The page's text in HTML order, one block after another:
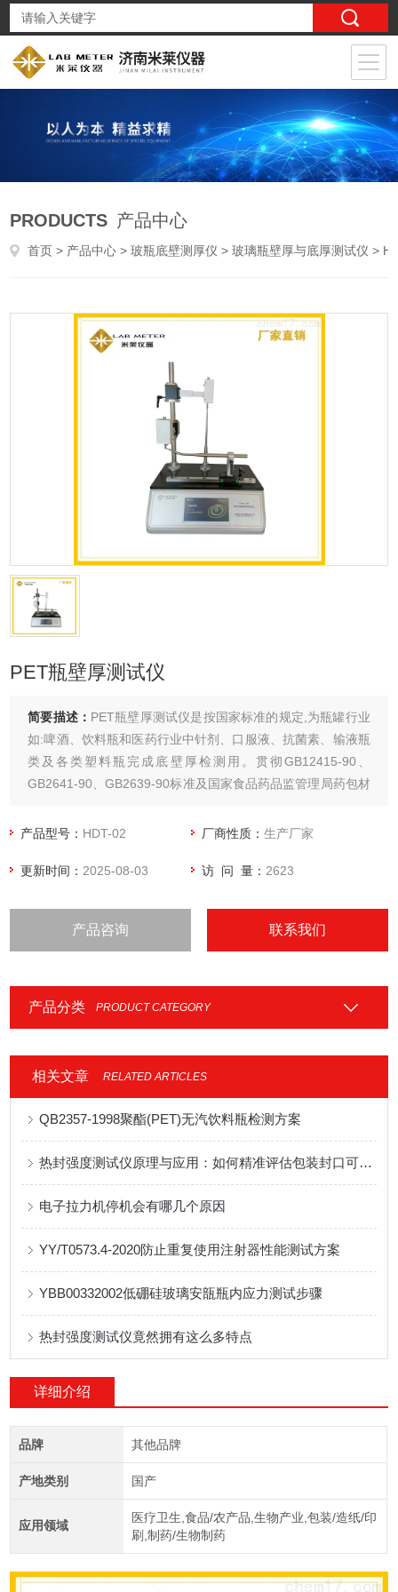
PRODUCTS 产品中心
首页 > 产品中心 >玻瓶底壁测厚仪 >玻璃瓶壁厚与底厚测试仪 > HDT-02PET瓶壁厚测试仪
PET瓶壁厚测试仪
简要描述： PET瓶壁厚测试仪是按国家标准的规定,为瓶罐行业
如:啤酒、饮料瓶和医药行业中针剂、口服液、抗菌素、输液瓶
类及各类塑料瓶完成底壁厚检测用。贯彻GB12415-90、
GB2641-90、GB2639-90标准及国家食品药品监管理局药包材
产品型号： HDT-02 厂商性质：生产厂家
更新时间： 2025-08-03 访 问 量： 2623
产品咨询 联系我们
产品分类 PRODUCT CATEGORY
相关文章 RELATED ARTICLES
QB2357-1998聚酯(PET)无汽饮料瓶检测方案
热封强度测试仪原理与应用：如何精准评估包装封口可靠性？
电子拉力机停机会有哪几个原因
YY/T0573.4-2020防止重复使用注射器性能测试方案
YBB00332002低硼硅玻璃安瓿瓶内应力测试步骤
热封强度测试仪竟然拥有这么多特点
详细介绍
品牌 其他品牌
产地类别 国产
应用领域
医疗卫生,食品/农产品,生物产业,包装/造纸/印
刷,制药/生物制药